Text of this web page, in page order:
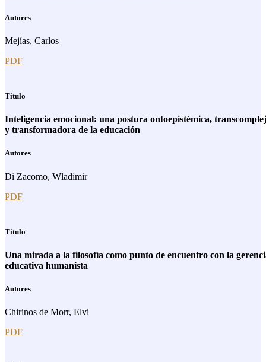
Autores
Mejías, Carlos
PDF
Titulo
Inteligencia emocional: una postura ontoepistémica,
y transformadora de la educación
Autores
Di Zacomo, Wladimir
PDF
Titulo
Una mirada a la filosofía como punto de encuentro con la
educativa humanista
Autores
Chirinos de Morr, Elvi
PDF